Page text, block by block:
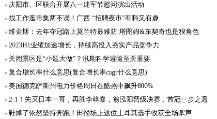
庆阳市、区联合开展八一建军节慰问演出活动
找工作逛市集两不误！广西 “招聘夜市”有料又有趣
维金斯：去年夺冠路上莫兰特最难防 塔图姆&东契奇也是狠角色
2023H1业绩加速增长，持续高投入夯实产品竞争力
关闭景区是“小题大做”？汛期科学避险至关重要
复合增长率什么意思(复合增长率cagr什么意思)
美国德克萨斯州电力价格周日在酷热中飙升800%
2-1！先灭日本一哥，再胜李梓嘉，翁泓阳晋级决赛，首冠一步之遥
鞋掉了依然坚持奔跑！田径场上这位土耳其选手收获全场掌声